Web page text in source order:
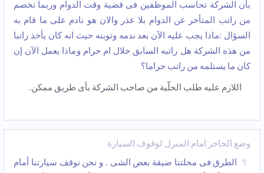
بأن الشرکة تحاسب الموظفین فی قضیة وقت الدوام وربما تخصم
من راتب المتأخر عن الدوام بلا عذر والان هو نادم على ما قام به
السؤال :ماذا یجب علیه الآن بعد ندمه وتوبته حیث انه کان یأخذ راتبا
من هذه الشرکة هل راتبه السابق حلال ام حرام وماذا یعمل الآن إن
کان ما یستلمه من راتب حراما؟
اللازم علیه طلب الحلّیة من صاحب الشرکة بأی طریق ممکن.
وضع الحاجز أمام المنزل لوقوف السیارة
الطرق فی محلتنا ضیقة بعض الشی . و نحن نوقف سیارتنا أمام